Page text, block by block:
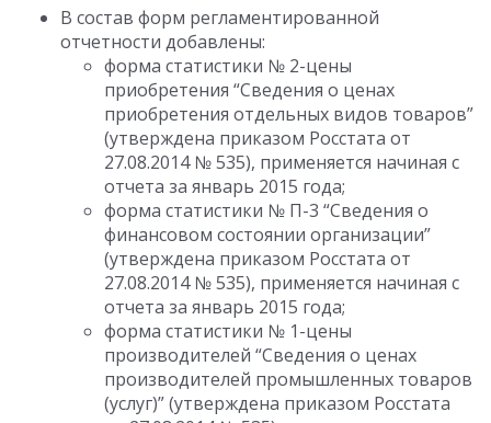
В состав форм регламентированной
отчетности добавлены:
форма статистики № 2-цены
приобретения “Сведения о ценах
приобретения отдельных видов товаров”
(утверждена приказом Росстата от
27.08.2014 № 535), применяется начиная с
отчета за январь 2015 года;
форма статистики № П-3 “Сведения о
финансовом состоянии организации”
(утверждена приказом Росстата от
27.08.2014 № 535), применяется начиная с
отчета за январь 2015 года;
форма статистики № 1-цены
производителей “Сведения о ценах
производителей промышленных товаров
(услуг)” (утверждена приказом Росстата